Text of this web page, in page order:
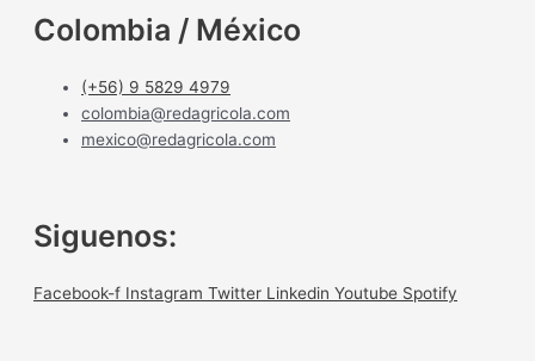
Colombia / México
(+56) 9 5829 4979
colombia@redagricola.com
mexico@redagricola.com
Siguenos:
Facebook-f Instagram Twitter Linkedin Youtube Spotify